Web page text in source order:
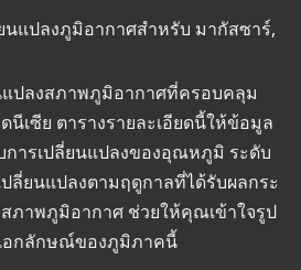
แปลงภูมิอากาศสำหรับ มากัสซาร์,
แปลงสภาพภูมิอากาศที่ครอบคลุม
เซีย ตารางรายละเอียดนี้ให้ข้อมูล
ารเปลี่ยนแปลงของอุณหภูมิ ระดับ
ลี่ยนแปลงตามฤดูกาลที่ได้รับผลกระ
ภาพภูมิอากาศ ช่วยให้คุณเข้าใจรูป
อกลักษณ์ของภูมิภาคนี้